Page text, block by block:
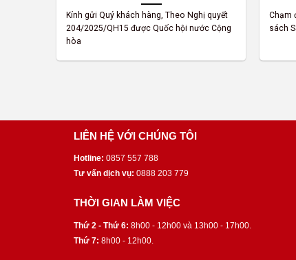
Kính gửi Quý khách hàng, Theo Nghị quyết
204/2025/QH15 được Quốc hội nước Cộng
hòa
Chạm
sách
LIÊN HỆ VỚI CHÚNG TÔI
Hotline: 0857 557 788
Tư vấn dịch vụ: 0888 203 779
THỜI GIAN LÀM VIỆC
Thứ 2 - Thứ 6: 8h00 - 12h00 và 13h00 - 17h00.
Thứ 7: 8h00 - 12h00.